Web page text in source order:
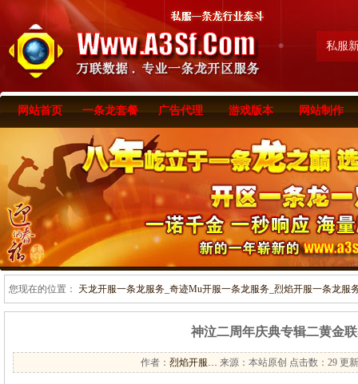
私服
网站首页 一条龙套餐 广告代理 游戏版本 网站制作
您现在的位置： 天龙开服一条龙服务_奇迹Mu开服一条龙服务_烈焰开服一条龙服
神泣二周年庆典专辑二黄金
作者： 烈焰开服… 来源：本站原创 点击数： 29 更